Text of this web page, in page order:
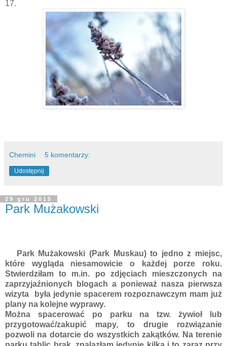
17.
Chemini 5 komentarzy:
Udostępnij
29 gru 2015
Park Mużakowski
Park Mużakowski (Park Muskau) to jedno z miejsc,
które wygląda niesamowicie o każdej porze roku.
Stwierdziłam to m.in. po zdjęciach mieszczonych na
zaprzyjaźnionych blogach a ponieważ nasza pierwsza
wizyta była jedynie spacerem rozpoznawczym mam już
plany na kolejne wyprawy.
Można spacerować po parku na tzw. żywioł lub
przygotować/zakupić mapy, to drugie rozwiązanie
pozwoli na dotarcie do wszystkich zakątków. Na terenie